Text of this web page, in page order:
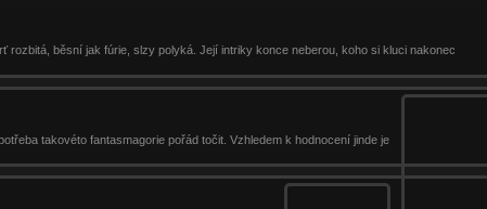
běsní jak fúrie, slzy polyká. Její intriky konce neberou, koho si kluci nakonec
takovéto fantasmagorie pořád točit. Vzhledem k hodnocení jinde je